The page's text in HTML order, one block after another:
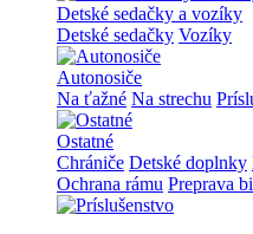
Detské sedačky a vozíky
Detské sedačky Vozíky
Autonosiče
Na ťažné Na strechu
Ostatné
Chrániče Detské doplnky
Ochrana rámu Preprava